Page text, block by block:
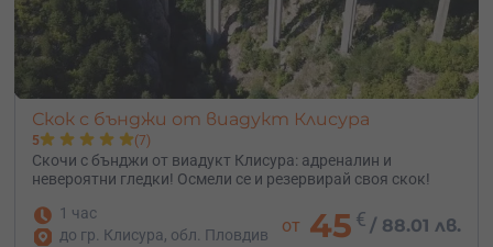
Скок с бънджи от виадукт Клисура
5 (7)
Скочи с бънджи от виадукт Клисура: адреналин и
невероятни гледки! Осмели се и резервирай своя скок!
1 час
до гр. Клисура, обл. Пловдив
от 45 € /88.01 лв.